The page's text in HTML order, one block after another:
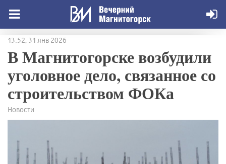
13:52, 31 янв 2026
В Магнитогорске возбудили
уголовное дело, связанное со
строительством ФОКа
Новости